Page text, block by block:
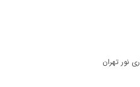
نور تهران